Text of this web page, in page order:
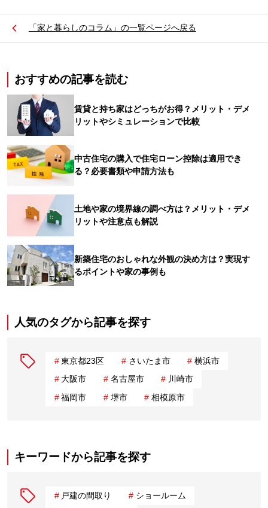
「家と暮らしのコラム」の一覧ページへ戻る
おすすめの記事を読む
賃貸と持ち家はどっちがお得？メリット・デメ
リットやシミュレーションで比較
中古住宅の購入で住宅ローン控除は適用でき
る？必要書類や申請方法も
土地や家の境界線の調べ方は？メリット・デメ
リットや注意点も解説
新築住宅のおしゃれな外観の決め方は？実現す
るポイントや家の事例も
人気のタグから記事を探す
東京都23区 さいたま市
横浜市
大阪市
名古屋市
川崎市
福岡市
堺市 相模原市
キーワードから記事を探す
戸建の間取り
ショールーム